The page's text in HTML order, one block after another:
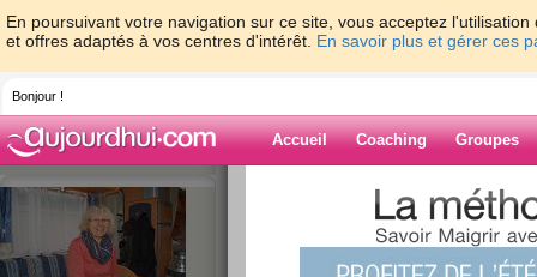
En poursuivant votre navigation sur ce site, vous acceptez
et offres adaptés à vos centres d'intérêt. En savoir plus et gérer ces
Bonjour !
Accueil Coaching Groupes
>
Blog de maya-